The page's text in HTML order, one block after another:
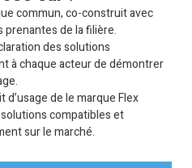
commun, co-construit avec
prenantes de la filière.
des solutions
à chaque acteur de démontrer
d’usage de le marque Flex
compatibles et
sur le marché.